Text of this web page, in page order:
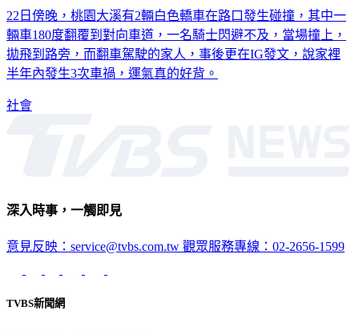
22日傍晚，桃園大溪有2輛白色轎車在路口發生碰撞，其中一
輛車180度翻覆到對向車道，一名騎士閃避不及，當場撞上，
拋飛到路旁，而翻車駕駛的家人，事後更在IG發文，說家裡
半年內發生3次車禍，運氣真的好背。
社會
深入時事，一觸即見
意見反映：service@tvbs.com.tw 觀眾服務專線：02-2656-1599
TVBS新聞網